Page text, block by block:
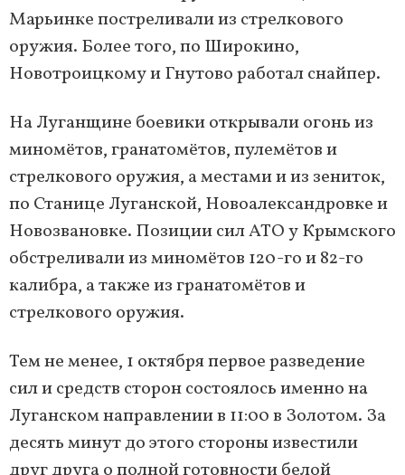
Марьинке постреливали из стрелкового
оружия. Более того, по Широкино,
Новотроицкому и Гнутово работал снайпер.
На Луганщине боевики открывали огонь из
миномётов, гранатомётов, пулемётов и
стрелкового оружия, а местами и из зениток,
по Станице Луганской, Новоалександровке и
Новозвановке. Позиции сил АТО у Крымского
обстреливали из миномётов 120-го и 82-го
калибра, а также из гранатомётов и
стрелкового оружия.
Тем не менее, 1 октября первое разведение
сил и средств сторон состоялось именно на
Луганском направлении в 11:00 в Золотом. За
десять минут до этого стороны известили